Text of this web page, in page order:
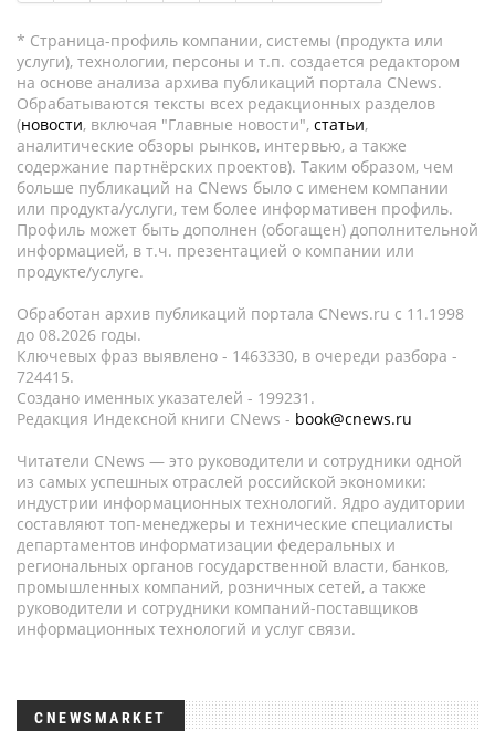
* Страница-профиль компании, системы (продукта или
услуги), технологии, персоны и т.п. создается редактором
на основе анализа архива публикаций портала CNews.
Обрабатываются тексты всех редакционных разделов
(новости, включая "Главные новости", статьи,
аналитические обзоры рынков, интервью, а также
содержание партнёрских проектов). Таким образом, чем
больше публикаций на CNews было с именем компании
или продукта/услуги, тем более информативен профиль.
Профиль может быть дополнен (обогащен) дополнительной
информацией, в т.ч. презентацией о компании или
продукте/услуге.
Обработан архив публикаций портала CNews.ru c 11.1998
до 08.2026 годы.
Ключевых фраз выявлено - 1463330, в очереди разбора -
724415.
Создано именных указателей - 199231.
Редакция Индексной книги CNews - book@cnews.ru
Читатели CNews — это руководители и сотрудники одной
из самых успешных отраслей российской экономики:
индустрии информационных технологий. Ядро аудитории
составляют топ-менеджеры и технические специалисты
департаментов информатизации федеральных и
региональных органов государственной власти, банков,
промышленных компаний, розничных сетей, а также
руководители и сотрудники компаний-поставщиков
информационных технологий и услуг связи.
CNEWSMARKET